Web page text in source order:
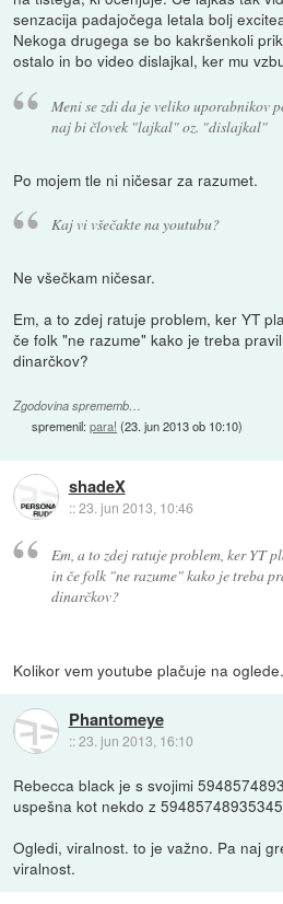
senzacija padajočega letala bolj
Nekoga drugega se bo kakršenkoli
ostalo in bo video dislajkal, ker mu
Meni se zdi da je veliko uporabnikov
naj bi človek "lajkal" oz. "dislajkal"
Po mojem tle ni ničesar za razumet.
Kaj vi všečakte na youtubu?
Ne všečkam ničesar.
Em, a to zdej ratuje problem, ker YT
če folk "ne razume" kako je treba
dinarčkov?
Zgodovina sprememb…
spremenil:para! (23. jun 2013 ob 10:10)
shadeX
::23. jun 2013, 10:46
Em, a to zdej ratuje problem, ker YT
in če folk "ne razume" kako je treba
dinarčkov?
Kolikor vem youtube plačuje na
Phantomeye
::23. jun 2013, 16:10
Rebecca black je s svojimi
uspešna kot nekdo z
Ogledi, viralnost. to je važno. Pa naj
viralnost.